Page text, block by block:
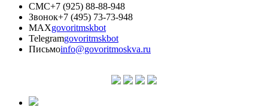
СМС+7 (925) 88-88-948
Звонок+7 (495) 73-73-948
MAXgovoritmskbot
Telegramgovoritmskbot
Письмоinfo@govoritmoskva.ru